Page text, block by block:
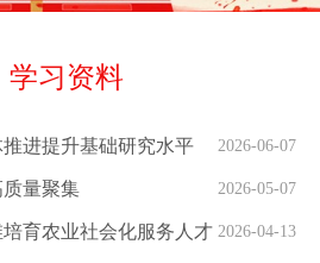
学习资料
2026-06-07
进提升基础研究水平
2026-05-07
量聚集
2026-04-13
育农业社会化服务人才